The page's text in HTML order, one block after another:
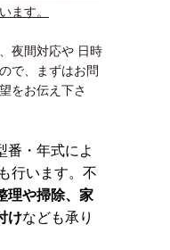
ます。
夜間対応や 日時
で、まずはお問
をお伝え下さ
番・年式によ
も行います。不
理や掃除、家
けなども承り